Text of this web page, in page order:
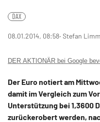
DAX
08.01.2014, 08:58‧ Stefan
DER AKTIONÄR bei Google
Der Euro notiert am
damit im Vergleich zum
Unterstützung bei 1,3600
zurückerobert werden,